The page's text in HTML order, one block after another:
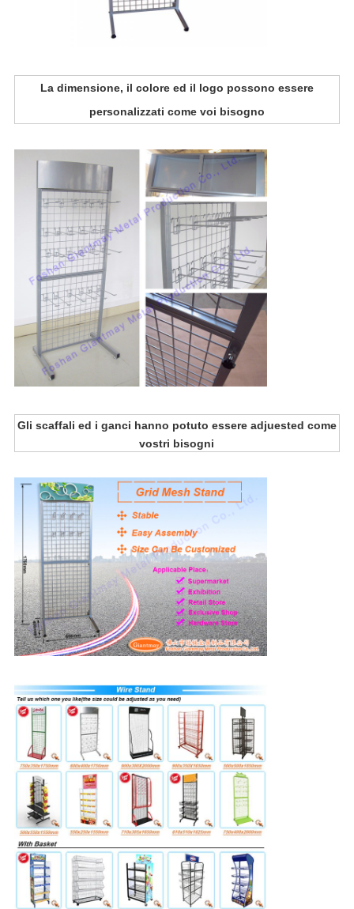
La dimensione, il colore ed il logo possono essere
personalizzati come voi bisogno
Gli scaffali ed i ganci hanno potuto essere adjuested come
vostri bisogni